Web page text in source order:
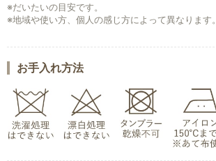
※だいたいの目安です。
※地域や使い方、個人の感じ方によって異なります。
お手入れ方法